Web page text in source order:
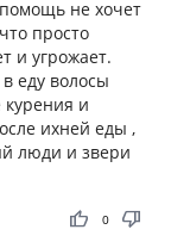
не хочет
просто
и угрожает.
еду волосы
и
ихней еды ,
люди и звери
thumb_up thumb_down
0